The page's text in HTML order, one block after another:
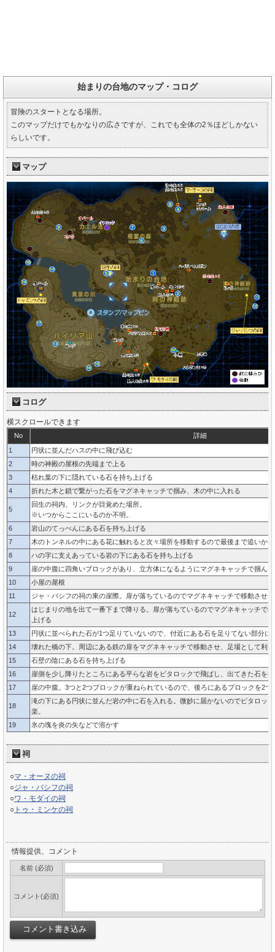
始まりの台地のマップ・コログ
冒険のスタートとなる場所。
このマップだけでもかなりの広さですが、これでも全体の2％ほどしかない
らしいです。
マップ
コログ
横スクロールできます
No
詳細
1
円状に並んだハスの中に飛び込む
2
時の神殿の屋根の先端まで上る
3
枯れ葉の下に隠れている石を持ち上げる
4
折れた木と鎖で繋がった石をマグネキャッチで掴み、木の中に入れる
5
回生の祠内、リンクが目覚めた場所。
※いつからここにいるのか不明。
6
岩山のてっぺんにある石を持ち上げる
7
木のトンネルの中にある花に触れると次々場所を移動するので最後まで追いか
8
ハの字に支えあっている岩の下にある石を持ち上げる
9
崖の中腹に四角いブロックがあり、立方体になるようにマグネキャッチで掴ん
10
小屋の屋根
11
ジャ・バシフの祠の東の崖際。扉が落ちているのでマグネキャッチで移動させ
12
はじまりの地を出て一番下まで降りる。扉が落ちているのでマグネキャッチで
上げる
13
円状に並べられた石が1つ足りていないので、付近にある石を足りてない部分に
14
壊れた橋の下。周辺にある鉄の扉をマグネキャッチで移動させ、足場として利
15
石壁の陰にある石を持ち上げる
16
崖側を少し降りたところにある平らな岩をビタロックで飛ばし、出てきた石を
17
崖の中腹。3つと2つブロックが重ねられているので、後ろにあるブロックを2つ
18
滝の下にある円状に並んだ岩の中に石を入れる。微妙に届かないのでビタロッ
楽。
19
氷の塊を炎の矢などで溶かす
祠
○マ・オーヌの祠
○ジャ・バシフの祠
○ワ・モダイの祠
○ トゥ・ミンケの祠
情報提供、コメント
名前 (必須)
コメント(必須)